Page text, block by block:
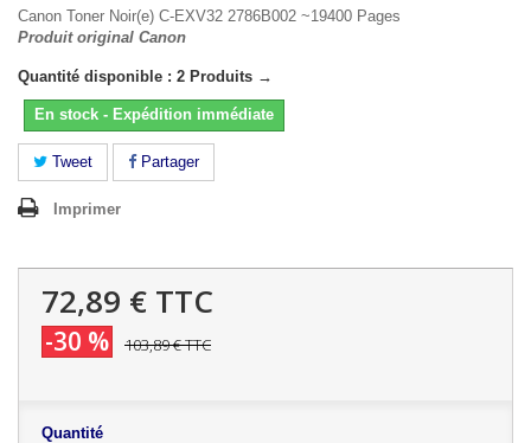
Canon Toner Noir(e) C-EXV32 2786B002 ~19400 Pages
Produit original Canon
Quantité disponible : 2 Produits →
En stock - Expédition immédiate
Tweet Partager
Imprimer
72,89 € TTC
-30 % 103,89 €TTC
Quantité